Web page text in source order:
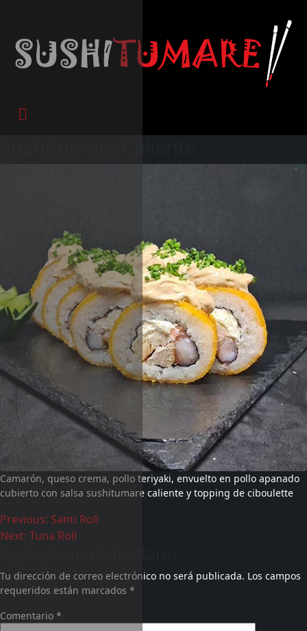
Camarón, queso crema, pollo teriyaki, envuelto en pollo apanado
cubierto con salsa sushitumare caliente y topping de ciboulette
Previous: Santi Roll
Next: Tuna Roll
Tu dirección de correo electrónico no será publicada. Los campos
requeridos están marcados *
Comentario *